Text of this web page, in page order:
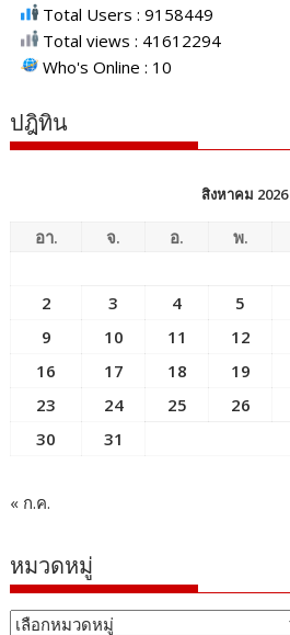
Total Users : 9158449
Total views : 41612294
Who's Online : 10
ปฎิทิน
สิงหาคม 2026
อา. จ. อ. พ.
2
3 4 5
9
10 11 12
16
17 18 19
23
24 25 26
30
31
« ก.ค.
หมวดหมู่
หมวด